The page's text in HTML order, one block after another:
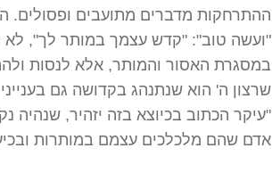
ההתרחקות מדברים מתועבים ופסולים.
"ועשה טוב": "קדש עצמך במותר לך", לא
במסגרת האסור והמותר, אלא לנסות
שרצון ה' הוא שנתנהג בקדושה גם
"עיקר הכתוב בכיוצא בזה יזהיר, שנהיה
אדם שהם מלכלכים עצמם במותרות